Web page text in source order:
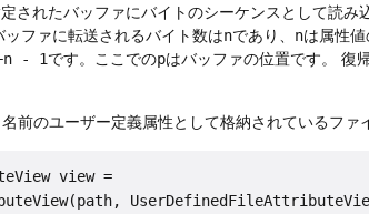
されたバッファにバイトのシーケンスとして読
ッファに転送されるバイト数はnであり、 nは属性値
- 1です。ここでのpはバッファの位置です。 復
名前のユーザー定義属性として格納されているフ
view =